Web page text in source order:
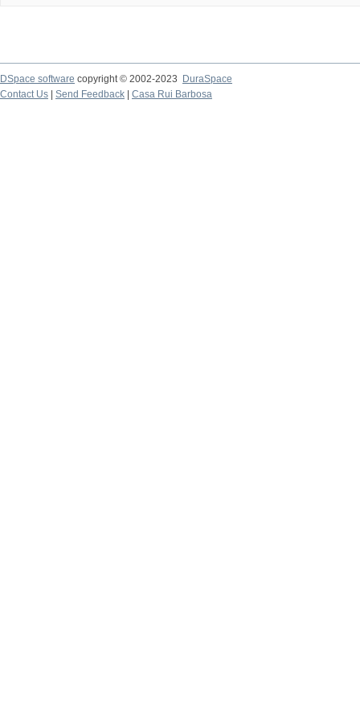
DSpace software copyright © 2002-2023
DuraSpace
Contact Us
Send Feedback Casa Rui Barbosa